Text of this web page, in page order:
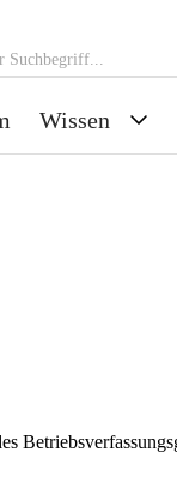
Wissen